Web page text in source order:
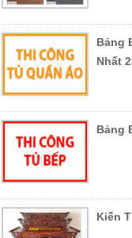
Bảng
Nhất
Bảng
Kiến